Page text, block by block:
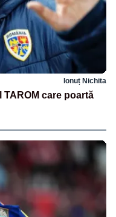
Ionuț Nichita
care poartă